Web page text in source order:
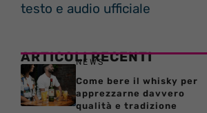
testo e audio ufficiale
ARTICOLI RECENTI
NEWS
Come bere il whisky per
apprezzarne davvero
qualità e tradizione